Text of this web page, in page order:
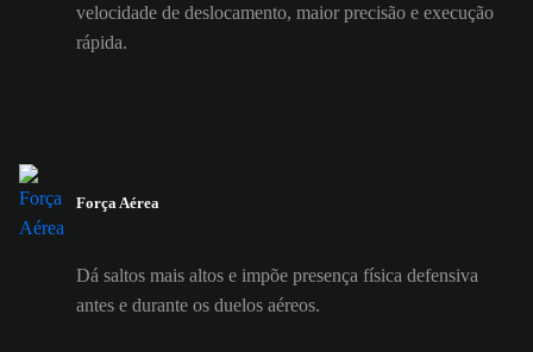
velocidade de deslocamento, maior precisão e execução
rápida.
Força Aérea
Dá saltos mais altos e impõe presença física defensiva
antes e durante os duelos aéreos.